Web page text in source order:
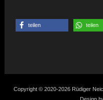
teilen teilen
Copyright © 2020-2026 Rüdiger